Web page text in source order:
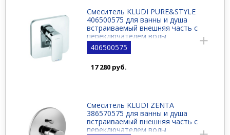
Смеситель KLUDI PURE&STYLE
406500575 для ванны и душа
встраиваемый внешняя часть с
переключателем воды
406500575
17 280 руб.
Смеситель KLUDI ZENTA
386570575 для ванны и душа
встраиваемый внешняя часть с
переключателем воды